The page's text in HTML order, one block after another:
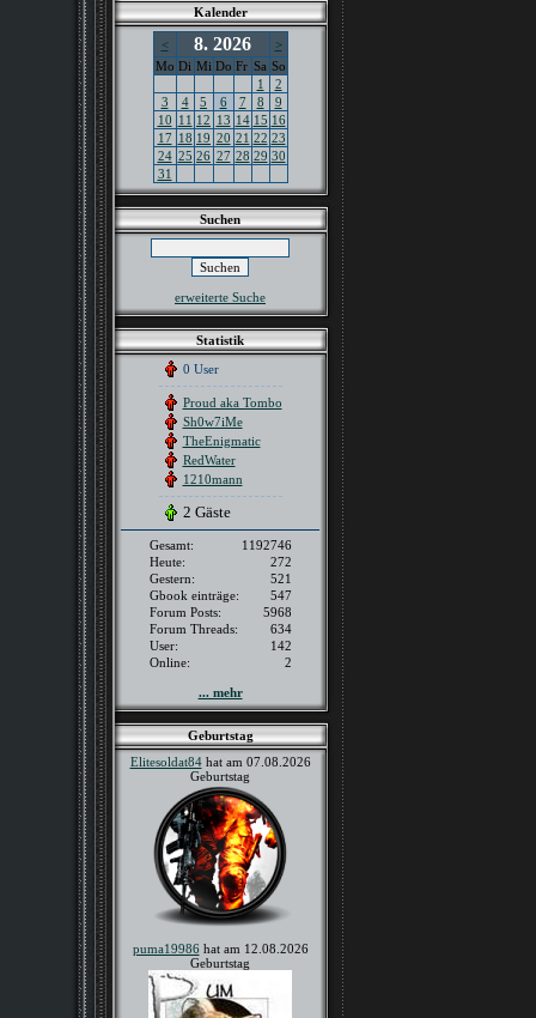
Kalender
< 8. 2026
>
Mo Di Mi Do Fr Sa So
1
2
3
4 5 6 7 8
9
10 11 12 13 14 15 16
17 18 19 20 21 22 23
24 25 26 27 28 29 30
31
Suchen
erweiterte Suche
Statistik
0 User
Proud aka Tombo
Sh0w7iMe
TheEnigmatic
RedWater
1210mann
2 Gäste
Gesamt:
1192746
Heute:
272
Gestern:
521
Gbook einträge:
547
Forum Posts:
5968
Forum Threads:
634
User:
142
Online:
2
... mehr
Geburtstag
Elitesoldat84hat am 07.08.2026
Geburtstag
puma19986hat am 12.08.2026
Geburtstag